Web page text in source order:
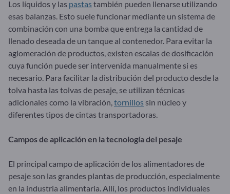
Los líquidos y las pastastambién pueden llenarse utilizando
esas balanzas. Esto suele funcionar mediante un sistema de
combinación con una bomba que entrega la cantidad de
llenado deseada de un tanque al contenedor. Para evitar la
aglomeración de productos, existen escalas de dosificación
cuya función puede ser intervenida manualmente si es
necesario. Para facilitar la distribución del producto desde la
tolva hasta las tolvas de pesaje, se utilizan técnicas
adicionales como la vibración, tornillos sin núcleo y
diferentes tipos de cintas transportadoras.
Campos de aplicación en la tecnología del pesaje
El principal campo de aplicación de los alimentadores de
pesaje son las grandes plantas de producción, especialmente
en la industria alimentaria. Allí, los productos individuales